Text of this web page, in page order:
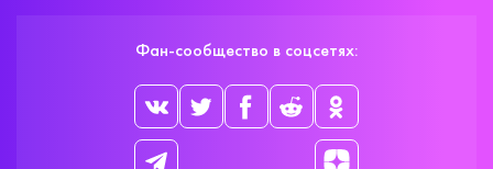
Фан-сообщество в соцсетях: